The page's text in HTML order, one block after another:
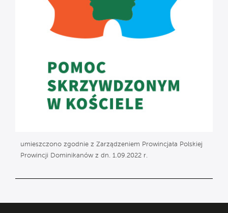
umieszczono zgodnie z Zarządzeniem Prowincjała Polskiej
Prowincji Dominikanów z dn. 1.09.2022 r.